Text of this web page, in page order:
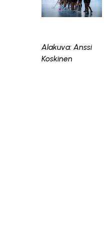
Alakuva: Anssi
Koskinen